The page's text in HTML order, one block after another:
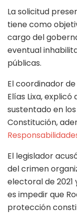
La solicitud
tiene como
cargo del
eventual
públicas.
El coordinador
Elías Lixa,
sustentado en los
Constitución,
El legislador
del crimen
electoral de 2021
es impedir que
protección